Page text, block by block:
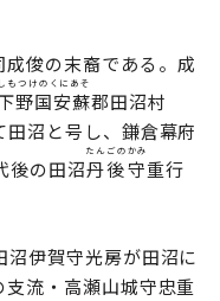
俊の末裔である。成
野国安蘇
しもつけのくにあそ
郡田沼村
田沼と号し、鎌倉幕府
後の田沼丹後守
たんごのかみ
重行
沼伊賀守光房が田沼に
流・高瀬山城守忠重